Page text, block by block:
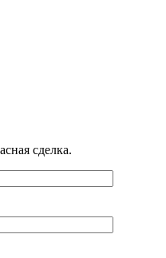
сделка.